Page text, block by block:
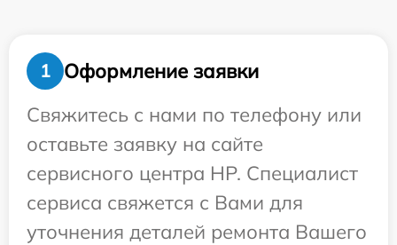
1
Оформление заявки
Свяжитесь с нами по телефону или
оставьте заявку на сайте
сервисного центра HP. Специалист
сервиса свяжется с Вами для
уточнения деталей ремонта Вашего